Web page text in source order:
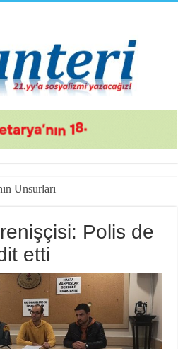
Unsurları
Polis de
etti